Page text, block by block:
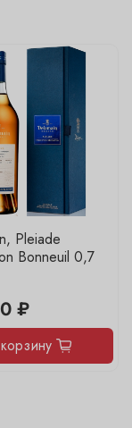
Pleiade
Bonneuil 0,7
₽